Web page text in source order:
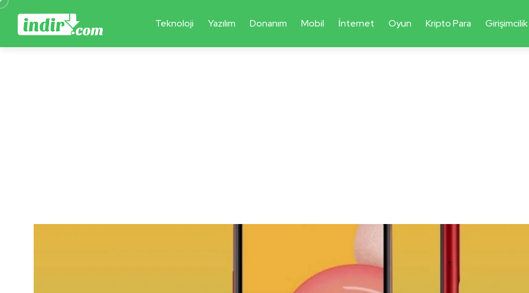
Teknoloji Yazılım Donanım Mobil İnternet Oyun Kripto Para Girişimcilik